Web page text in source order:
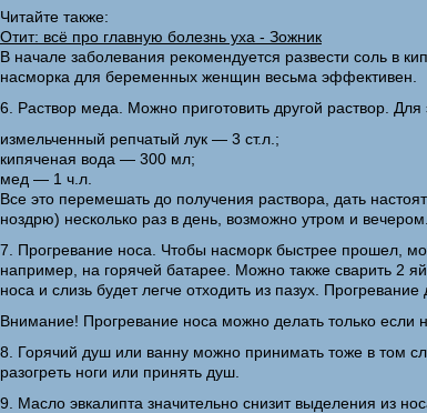
Читайте также:
Отит: всё про главную болезнь уха - Зожник
В начале заболевания рекомендуется развести соль в
насморка для беременных женщин весьма эффективен.
6. Раствор меда. Можно приготовить другой раствор. Для
измельченный репчатый лук — 3 ст.л.;
кипяченая вода — 300 мл;
мед — 1 ч.л.
Все это перемешать до получения раствора, дать
ноздрю) несколько раз в день, возможно утром и вечером.
7. Прогревание носа. Чтобы насморк быстрее прошел,
например, на горячей батарее. Можно также сварить 2
носа и слизь будет легче отходить из пазух.
Внимание! Прогревание носа можно делать только если
8. Горячий душ или ванну можно принимать тоже в том
разогреть ноги или принять душ.
9. Масло эвкалипта значительно снизит выделения из